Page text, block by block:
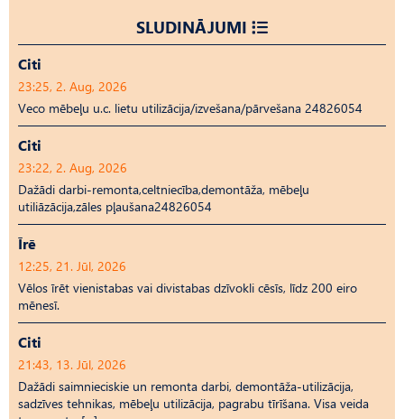
SLUDINĀJUMI
Citi
23:25, 2. Aug, 2026
Veco mēbeļu u.c. lietu utilizācija/izvešana/pārvešana 24826054
Citi
23:22, 2. Aug, 2026
Dažādi darbi-remonta,celtniecība,demontāža, mēbeļu
utiliāzācija,zāles pļaušana24826054
Īrē
12:25, 21. Jūl, 2026
Vēlos īrēt vienistabas vai divistabas dzīvokli cēsīs, līdz 200 eiro
mēnesī.
Citi
21:43, 13. Jūl, 2026
Dažādi saimnieciskie un remonta darbi, demontāža-utilizācija,
sadzīves tehnikas, mēbeļu utilizācija, pagrabu tīrīšana. Visa veida